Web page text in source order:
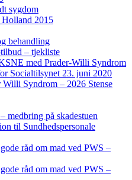
sygdom
Holland 2015
behandling
– tjekliste
med Prader-Willi Syndrom
Socialtilsynet 23. juni 2020
Willi Syndrom – 2026 Stense
medbring på skadestuen
til Sundhedspersonale
råd om mad ved PWS –
råd om mad ved PWS –